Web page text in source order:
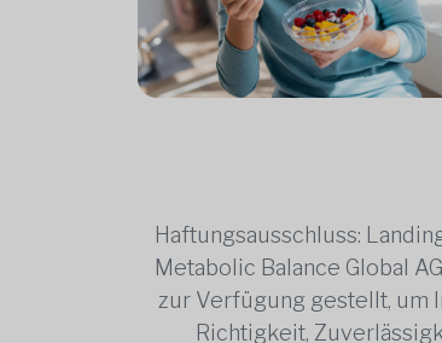
Haftungsausschluss:
Metabolic Balance Global
zur Verfügung gestellt, um
Richtigkeit,